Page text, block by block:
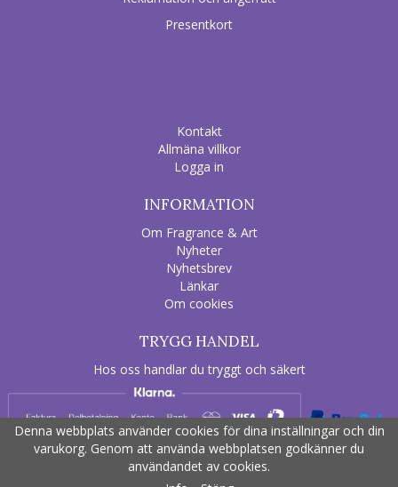
Presentkort
Kontakt
Allmäna villkor
Logga in
INFORMATION
Om Fragrance & Art
Nyheter
Nyhetsbrev
Länkar
Om cookies
TRYGG HANDEL
Hos oss handlar du tryggt och säkert
Drift & produktion: Wikinggruppen
Denna webbplats använder cookies för dina inställningar och din
varukorg. Genom att använda webbplatsen godkänner du
användandet av cookies.